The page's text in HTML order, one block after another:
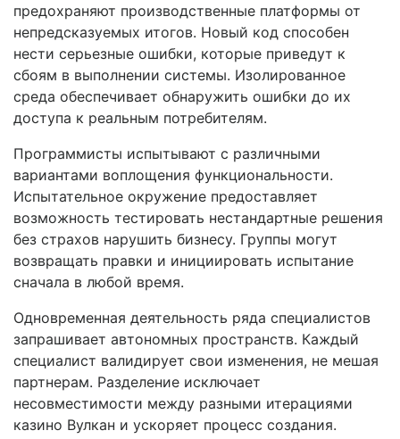
предохраняют производственные платформы от
непредсказуемых итогов. Новый код способен
нести серьезные ошибки, которые приведут к
сбоям в выполнении системы. Изолированное
среда обеспечивает обнаружить ошибки до их
доступа к реальным потребителям.
Программисты испытывают с различными
вариантами воплощения функциональности.
Испытательное окружение предоставляет
возможность тестировать нестандартные решения
без страхов нарушить бизнесу. Группы могут
возвращать правки и инициировать испытание
сначала в любой время.
Одновременная деятельность ряда специалистов
запрашивает автономных пространств. Каждый
специалист валидирует свои изменения, не мешая
партнерам. Разделение исключает
несовместимости между разными итерациями
казино Вулкан и ускоряет процесс создания.